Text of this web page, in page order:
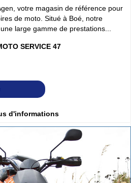
votre magasin de référence pour
de moto. Situé à Boé, notre
large gamme de prestations...
SERVICE 47
d'informations